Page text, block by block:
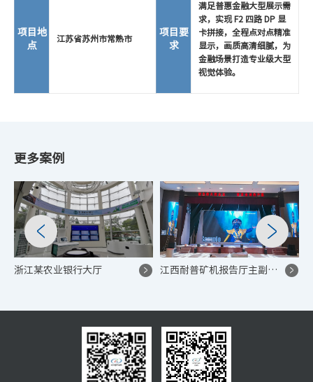
项目地
点
江苏省苏州市常熟市
项目要
求
满足普惠金融大型展示需
求，实现 F2 四路 DP 显
卡拼接，全程点对点精准
显示，画质高清细腻，为
金融场景打造专业级大型
视觉体验。
更多案例
浙江某农业银行大厅 江西耐普矿机报告厅主副屏联动 LED 显示项目